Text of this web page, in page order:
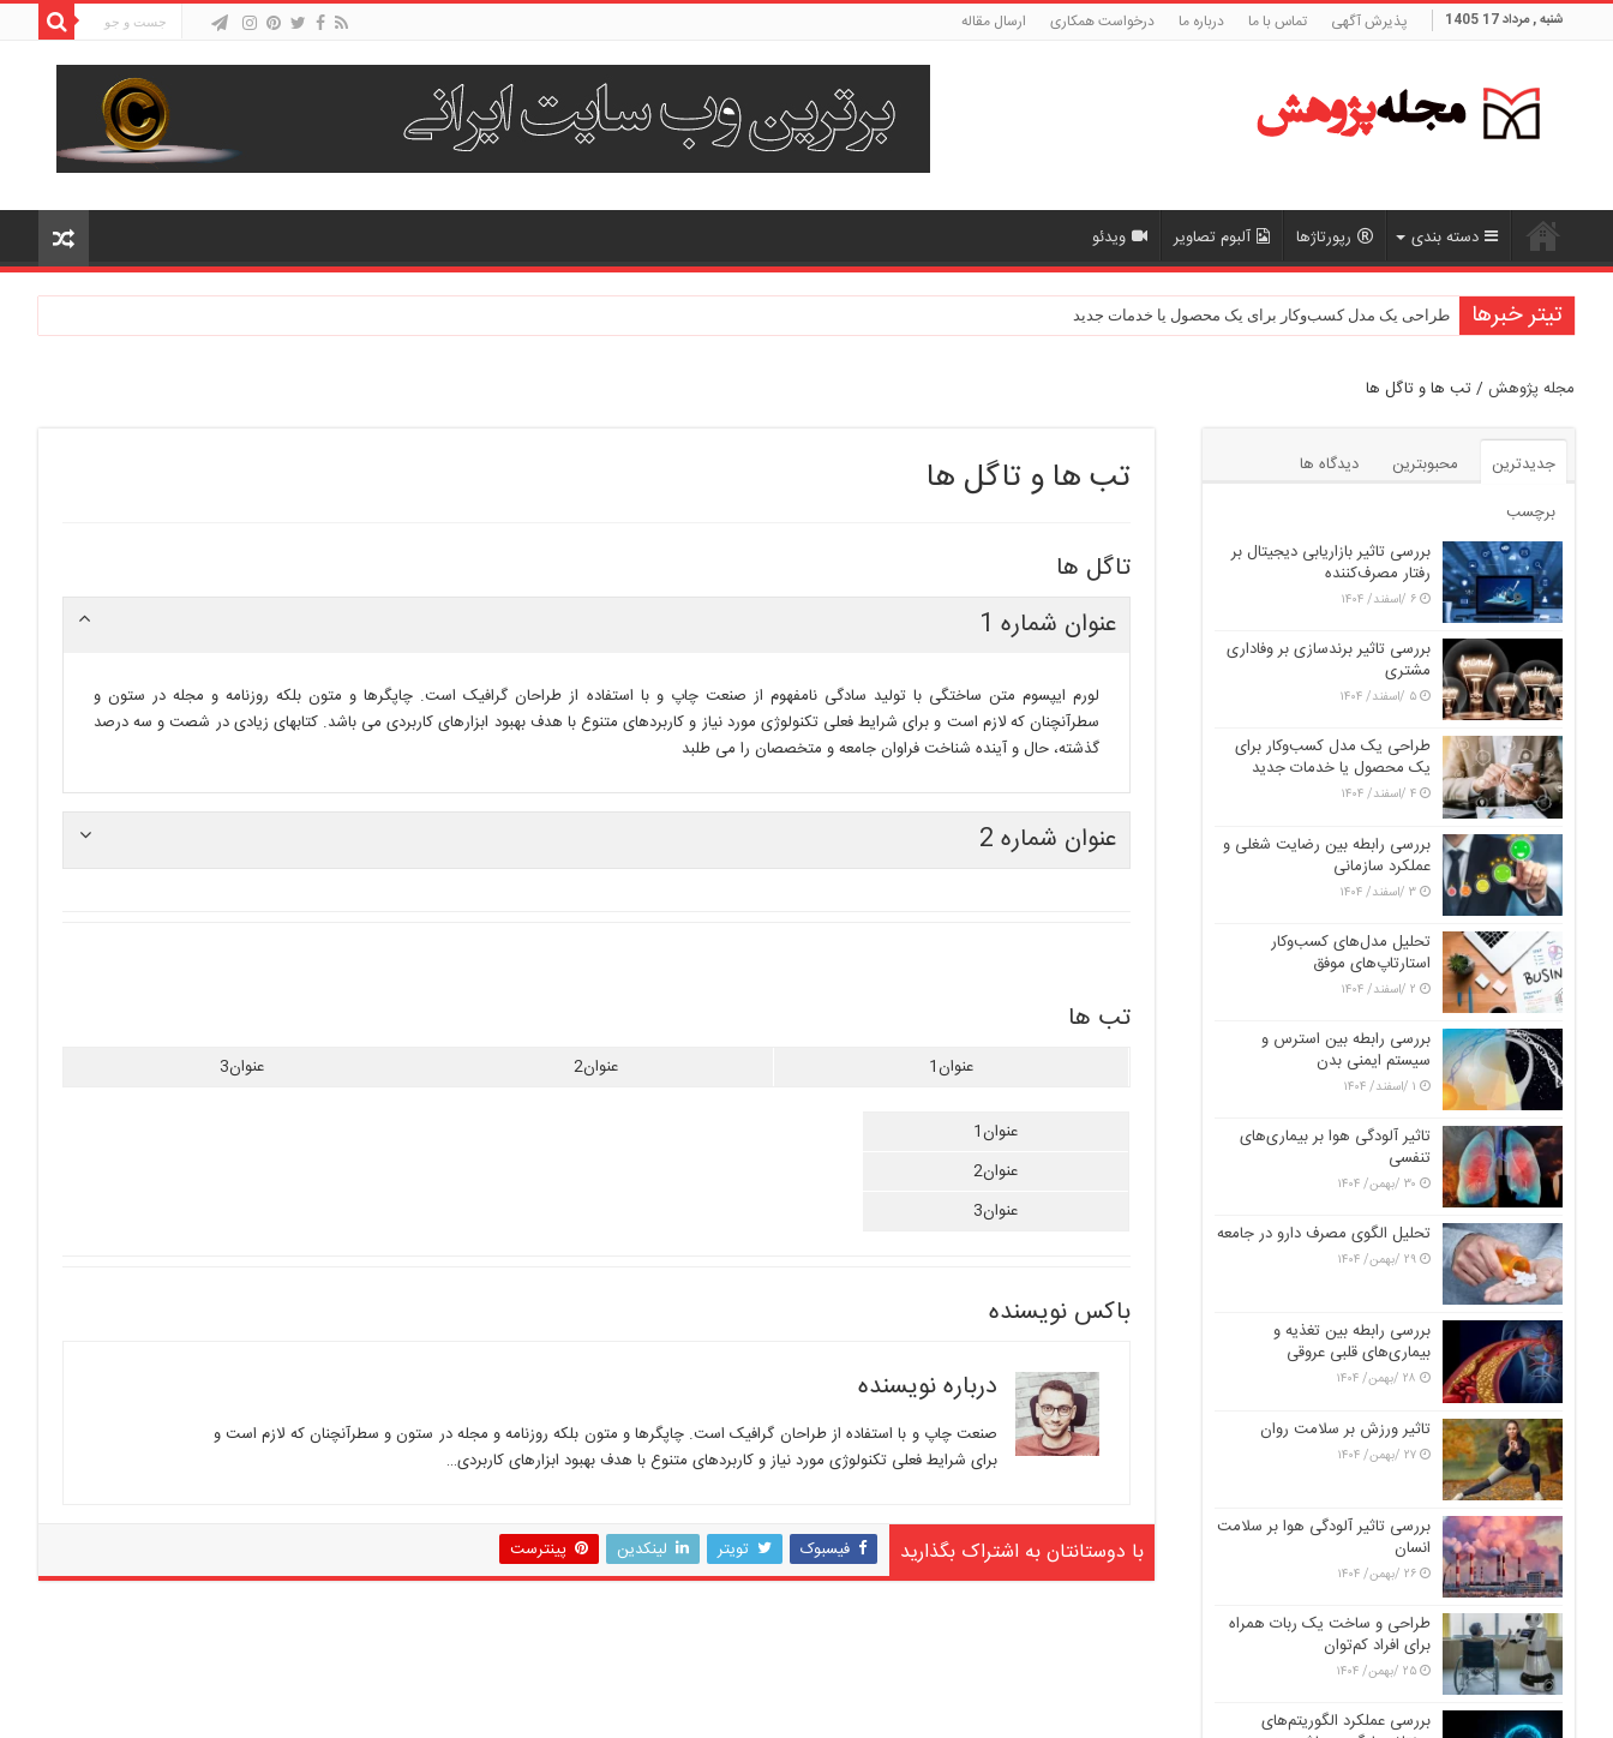
شنبه , مرداد 17 1405 پذیرش آگهی تماس با ما درباره ما درخواست همکاری ارسال مقاله
دسته بندی رپورتاژها آلبوم تصاویر ویدئو
تیتر خبرها طراحی یک مدل کسب‌وکار برای یک محصول یا خدمات جدید
مجله پژوهش/تب ها و تاگل ها
تب ها و تاگل ها
تاگل ها
عنوان شماره 1
لورم ایپسوم متن ساختگی با تولید سادگی نامفهوم از صنعت چاپ و با استفاده از طراحان گرافیک است. چاپگرها و متون بلکه روزنامه و مجله در ستون و
سطرآنچنان که لازم است و برای شرایط فعلی تکنولوژی مورد نیاز و کاربردهای متنوع با هدف بهبود ابزارهای کاربردی می باشد. کتابهای زیادی در شصت و سه درصد
گذشته، حال و آینده شناخت فراوان جامعه و متخصصان را می طلبد
عنوان شماره 2
تب ها
عنوان1 عنوان2 عنوان3
عنوان1
عنوان2
عنوان3
باکس نویسنده
درباره نویسنده
صنعت چاپ و با استفاده از طراحان گرافیک است. چاپگرها و متون بلکه روزنامه و مجله در ستون و سطرآنچنان که لازم است و
برای شرایط فعلی تکنولوژی مورد نیاز و کاربردهای متنوع با هدف بهبود ابزارهای کاربردی…
با دوستانتان به اشتراک بگذارید فیسبوک تویتر لینکدین پینترست
جدیدترین محبوبترین
دیدگاه ها
برچسب
بررسی تاثیر بازاریابی دیجیتال بر
رفتار مصرف‌کننده
۶ /اسفند/ ۱۴۰۴
بررسی تاثیر برندسازی بر وفاداری
مشتری
۵ /اسفند/ ۱۴۰۴
طراحی یک مدل کسب‌وکار برای
یک محصول یا خدمات جدید
۴ /اسفند/ ۱۴۰۴
بررسی رابطه بین رضایت شغلی و
عملکرد سازمانی
۳ /اسفند/ ۱۴۰۴
تحلیل مدل‌های کسب‌وکار
استارتاپ‌های موفق
۲ /اسفند/ ۱۴۰۴
بررسی رابطه بین استرس و
سیستم ایمنی بدن
۱ /اسفند/ ۱۴۰۴
تاثیر آلودگی هوا بر بیماری‌های
تنفسی
۳۰ /بهمن/ ۱۴۰۴
تحلیل الگوی مصرف دارو در جامعه
۲۹ /بهمن/ ۱۴۰۴
بررسی رابطه بین تغذیه و
بیماری‌های قلبی عروقی
۲۸ /بهمن/ ۱۴۰۴
تاثیر ورزش بر سلامت روان
۲۷ /بهمن/ ۱۴۰۴
بررسی تاثیر آلودگی هوا بر سلامت
انسان
۲۶ /بهمن/ ۱۴۰۴
طراحی و ساخت یک ربات همراه
برای افراد کم‌توان
۲۵ /بهمن/ ۱۴۰۴
بررسی عملکرد الگوریتم‌های